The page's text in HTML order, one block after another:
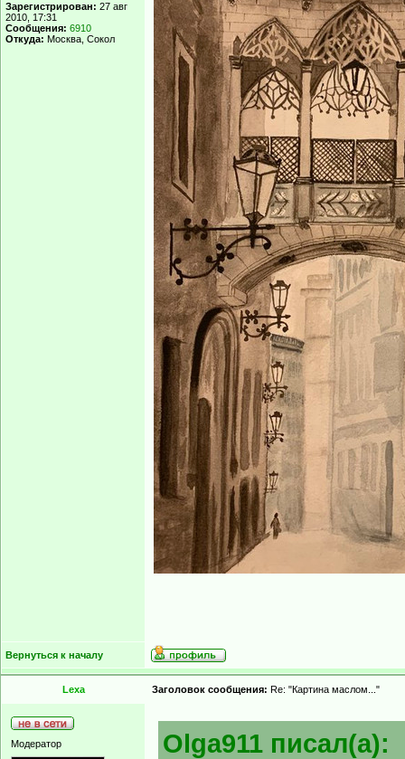
Зарегистрирован: 27 авг
2010, 17:31
Сообщения: 6910
Откуда: Москва, Сокол
Вернуться к началу
Lexa Заголовок сообщения: Re: "Картина маслом..."
Модератор Olga911 писал(а):